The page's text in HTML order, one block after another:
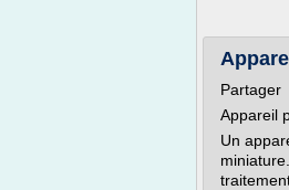
Partager
Appareil
Un